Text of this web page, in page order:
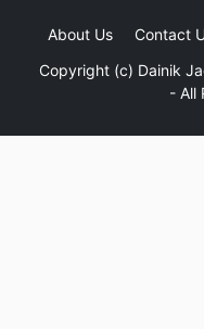
About Us Contact
Copyright (c) Dainik
- All